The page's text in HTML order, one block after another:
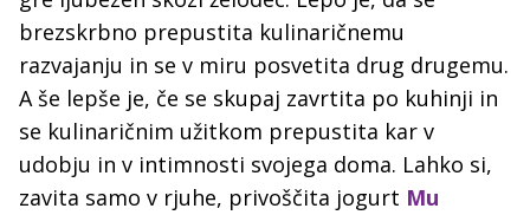
brezskrbno prepustita kulinaričnemu
razvajanju in se v miru posvetita drug drugemu.
A še lepše je, če se skupaj zavrtita po kuhinji in
se kulinaričnim užitkom prepustita kar v
udobju in v intimnosti svojega doma. Lahko si,
zavita samo v rjuhe, privoščita jogurt Mu